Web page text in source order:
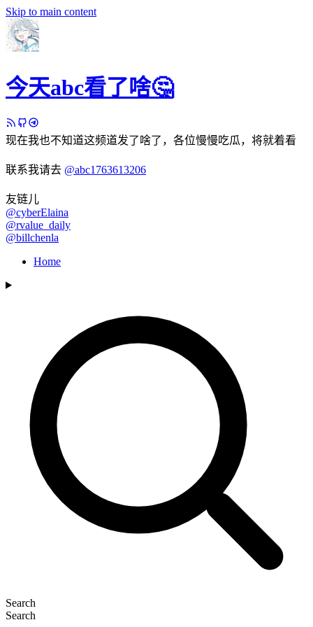
Skip to main content
今天abc看了啥🤔
现在我也不知道这频道发了啥了，各位慢慢吃瓜，将就着看
联系我请去 @abc1763613206
友链儿
@cyberElaina
@rvalue_daily
@billchenla
Home
Search
Search